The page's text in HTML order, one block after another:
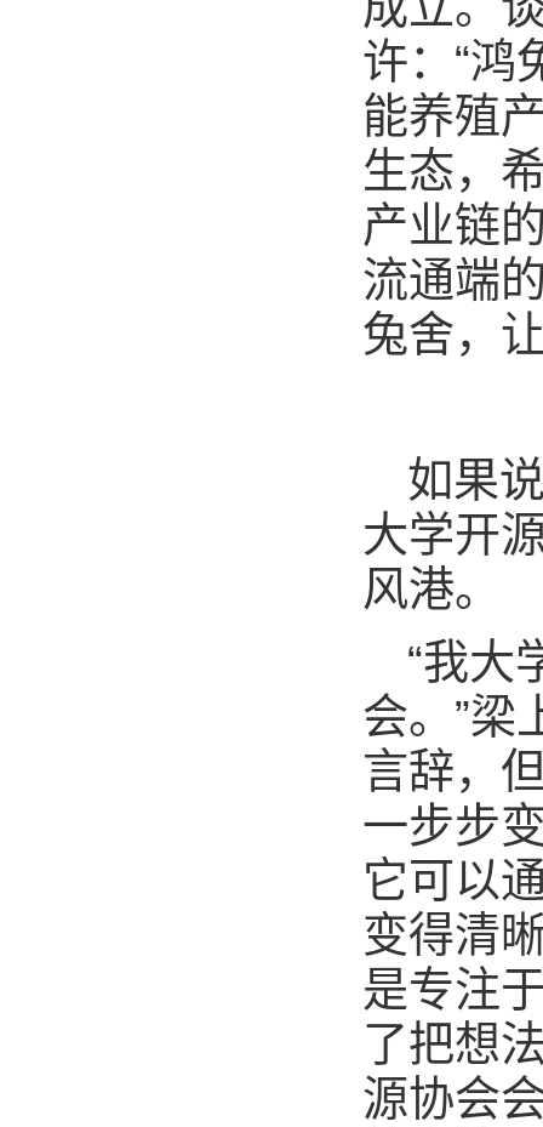
许：“鸿
能养殖
生态，
产业链
流通端
兔舍，
如果
大学开
风港。
“我大
会。”梁
言辞，
一步步
它可以
变得清
是专注
了把想
源协会